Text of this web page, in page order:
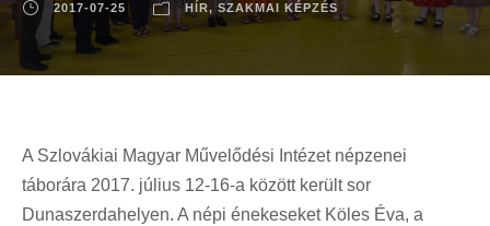
2017-07-25 HÍR, SZAKMAI KÉPZÉS
A Szlovákiai Magyar Művelődési Intézet népzenei
táborára 2017. július 12-16-a között került sor
Dunaszerdahelyen. A népi énekeseket Köles Éva, a